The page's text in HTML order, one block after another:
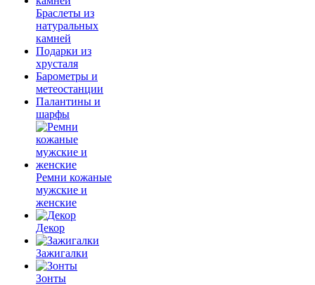
Браслеты из
натуральных
камней
Подарки из
хрусталя
Барометры и
метеостанции
Палантины и
шарфы
Ремни кожаные
мужские и
женские
Декор
Зажигалки
Зонты